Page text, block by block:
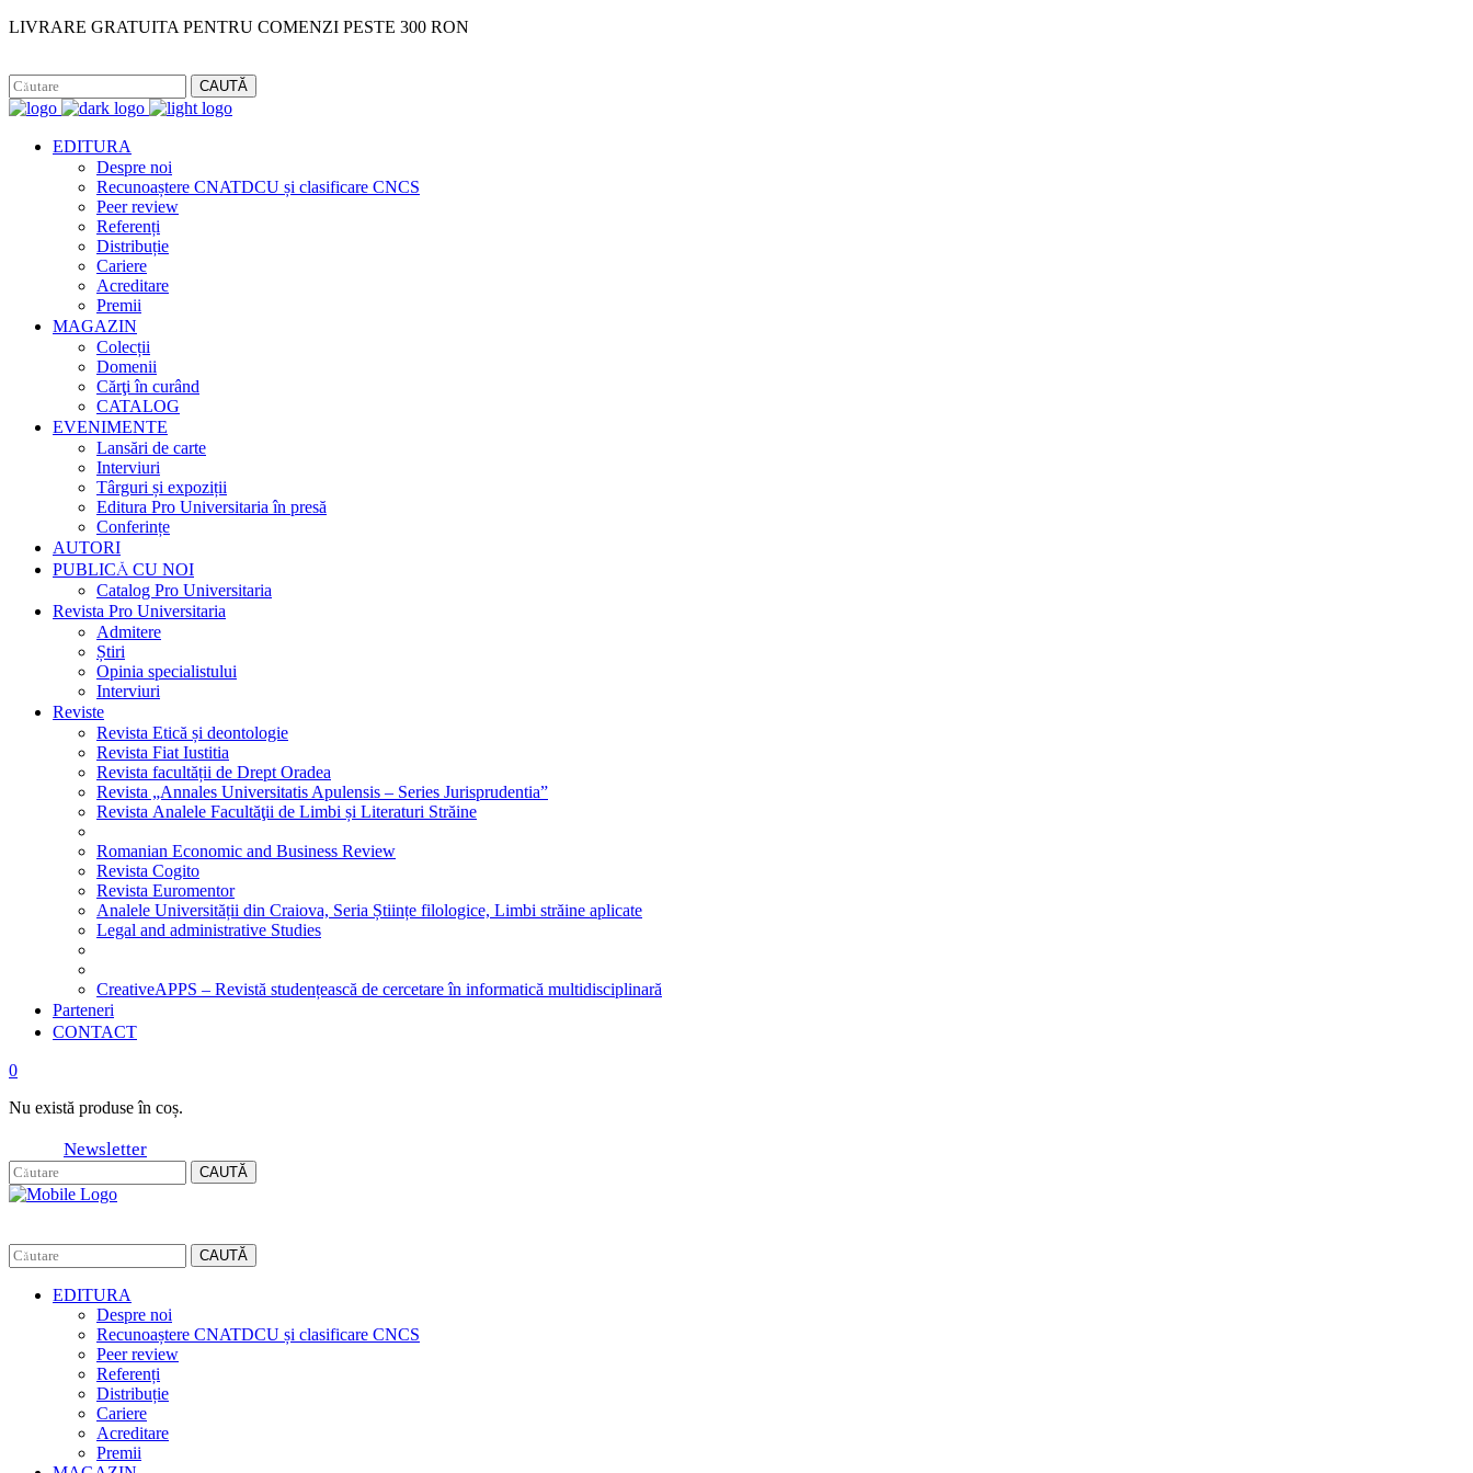
LIVRARE GRATUITA PENTRU COMENZI PESTE 300 RON
CAUTĂ
EDITURA
Despre noi
Recunoaștere CNATDCU și clasificare CNCS
Peer review
Referenți
Distribuție
Cariere
Acreditare
Premii
MAGAZIN
Colecții
Domenii
Cărţi în curând
CATALOG
EVENIMENTE
Lansări de carte
Interviuri
Târguri și expoziții
Editura Pro Universitaria în presă
Conferințe
AUTORI
PUBLICĂ CU NOI
Catalog Pro Universitaria
Revista Pro Universitaria
Admitere
Știri
Opinia specialistului
Interviuri
Reviste
Revista Etică și deontologie
Revista Fiat Iustitia
Revista facultății de Drept Oradea
Revista „Annales Universitatis Apulensis – Series Jurisprudentia”
Revista Analele Facultăţii de Limbi și Literaturi Străine
Romanian Economic and Business Review
Revista Cogito
Revista Euromentor
Analele Universității din Craiova, Seria Științe filologice, Limbi străine aplicate
Legal and administrative Studies
CreativeAPPS – Revistă studențească de cercetare în informatică multidisciplinară
Parteneri
CONTACT
0
Nu există produse în coș.
Newsletter
CAUTĂ
CAUTĂ
EDITURA
Despre noi
Recunoaștere CNATDCU și clasificare CNCS
Peer review
Referenți
Distribuție
Cariere
Acreditare
Premii